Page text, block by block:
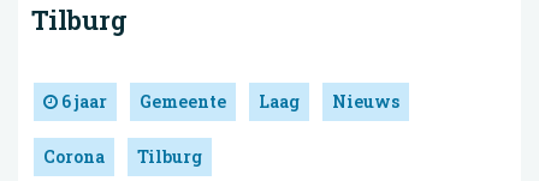
Tilburg
6 jaar Gemeente Laag Nieuws
Corona Tilburg